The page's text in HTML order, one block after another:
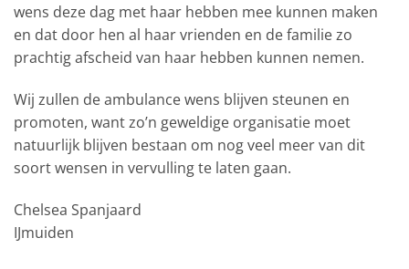
wens deze dag met haar hebben mee kunnen maken
en dat door hen al haar vrienden en de familie zo
prachtig afscheid van haar hebben kunnen nemen.
Wij zullen de ambulance wens blijven steunen en
promoten, want zo’n geweldige organisatie moet
natuurlijk blijven bestaan om nog veel meer van dit
soort wensen in vervulling te laten gaan.
Chelsea Spanjaard
IJmuiden